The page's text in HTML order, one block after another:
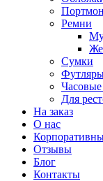
Ремни
Сумки
Для
На заказ
О нас
Отзывы
Блог
Контакты